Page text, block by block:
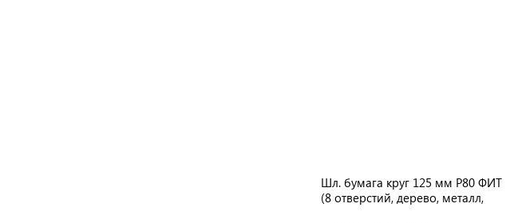
Шл. бумага круг 125 мм Р80 ФИТ
(8 отверстий, дерево, металл,